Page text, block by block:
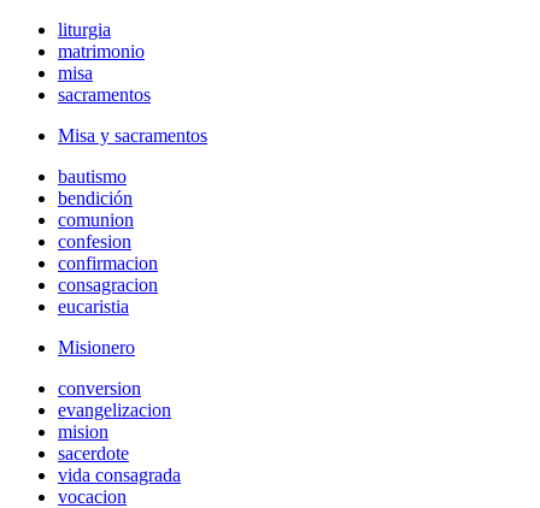
liturgia
matrimonio
misa
sacramentos
Misa y sacramentos
bautismo
bendición
comunion
confesion
confirmacion
consagracion
eucaristia
Misionero
conversion
evangelizacion
mision
sacerdote
vida consagrada
vocacion